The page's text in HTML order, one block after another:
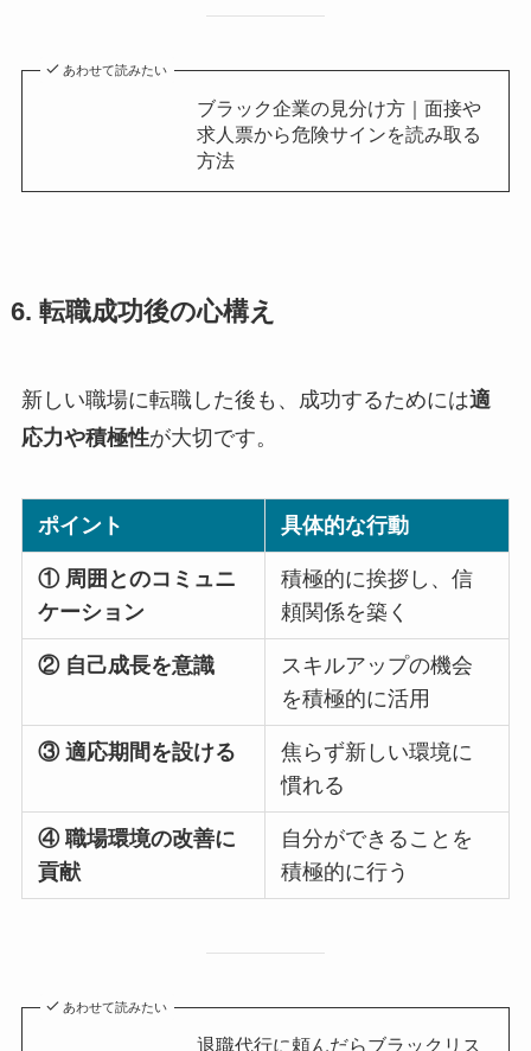
あわせて読みたい
ブラック企業の見分け方｜面接や
求人票から危険サインを読み取る
方法
6. 転職成功後の心構え
新しい職場に転職した後も、成功するためには適
応力や積極性が大切です。
ポイント 具体的な行動
① 周囲とのコミュニ
ケーション
積極的に挨拶し、信
頼関係を築く
② 自己成長を意識
スキルアップの機会
を積極的に活用
③ 適応期間を設ける
焦らず新しい環境に
慣れる
④ 職場環境の改善に
貢献
自分ができることを
積極的に行う
あわせて読みたい
退職代行に頼んだらブラックリス